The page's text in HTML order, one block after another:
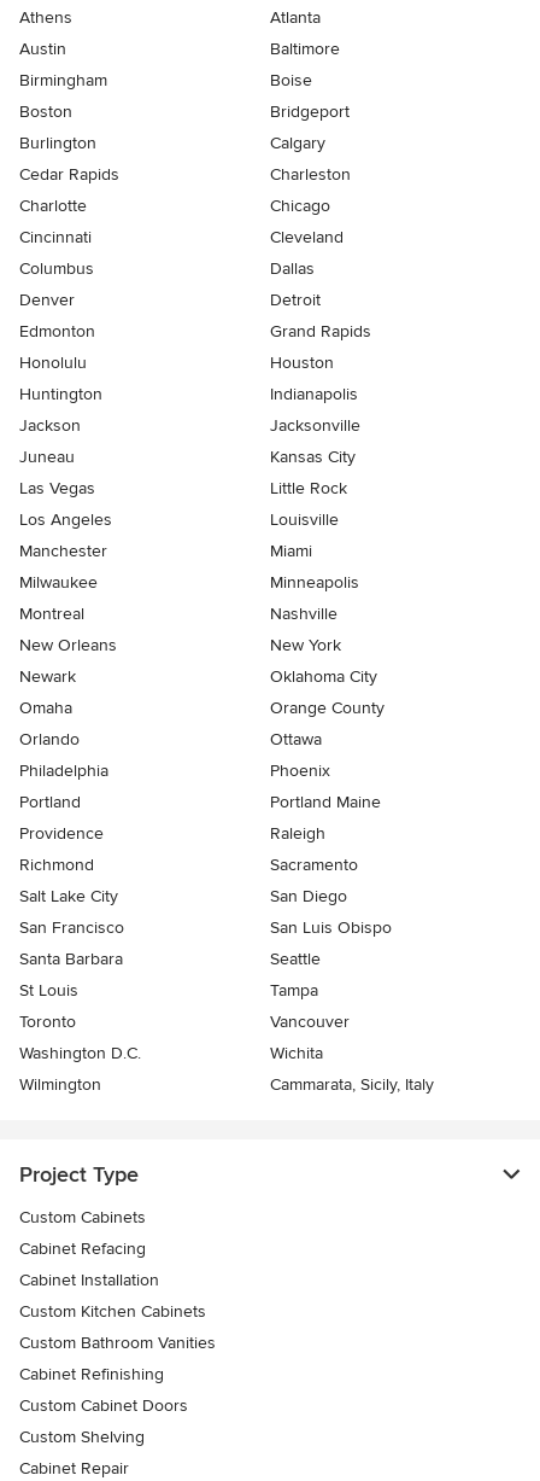
Athens
Atlanta
Austin
Baltimore
Birmingham
Boise
Boston
Bridgeport
Burlington
Calgary
Cedar Rapids
Charleston
Charlotte
Chicago
Cincinnati
Cleveland
Columbus
Dallas
Denver
Detroit
Edmonton
Grand Rapids
Honolulu
Houston
Huntington
Indianapolis
Jackson
Jacksonville
Juneau
Kansas City
Las Vegas
Little Rock
Los Angeles
Louisville
Manchester
Miami
Milwaukee
Minneapolis
Montreal
Nashville
New Orleans
New York
Newark
Oklahoma City
Omaha
Orange County
Orlando
Ottawa
Philadelphia
Phoenix
Portland
Portland Maine
Providence
Raleigh
Richmond
Sacramento
Salt Lake City
San Diego
San Francisco
San Luis Obispo
Santa Barbara
Seattle
St Louis
Tampa
Toronto
Vancouver
Washington D.C.
Wichita
Wilmington
Cammarata, Sicily, Italy
Project Type
Custom Cabinets
Cabinet Refacing
Cabinet Installation
Custom Kitchen Cabinets
Custom Bathroom Vanities
Cabinet Refinishing
Custom Cabinet Doors
Custom Shelving
Cabinet Repair